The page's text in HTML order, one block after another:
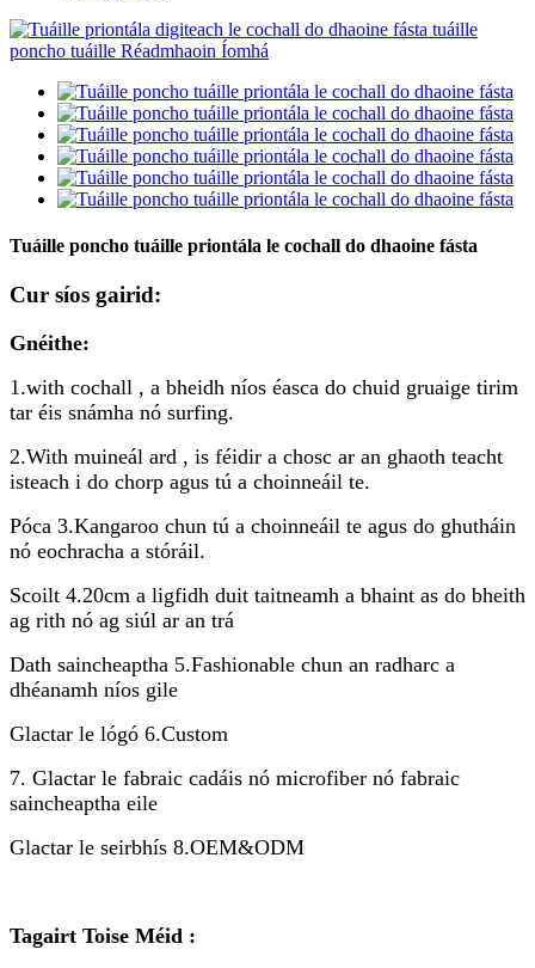
Tuáille poncho tuáille priontála le cochall do dhaoine fásta
Cur síos gairid:
Gnéithe:
1.with cochall , a bheidh níos éasca do chuid gruaige tirim
tar éis snámha nó surfing.
2.With muineál ard , is féidir a chosc ar an ghaoth teacht
isteach i do chorp agus tú a choinneáil te.
Póca 3.Kangaroo chun tú a choinneáil te agus do ghutháin
nó eochracha a stóráil.
Scoilt 4.20cm a ligfidh duit taitneamh a bhaint as do bheith
ag rith nó ag siúl ar an trá
Dath saincheaptha 5.Fashionable chun an radharc a
dhéanamh níos gile
Glactar le lógó 6.Custom
7. Glactar le fabraic cadáis nó microfiber nó fabraic
saincheaptha eile
Glactar le seirbhís 8.OEM&ODM
Tagairt Toise Méid :